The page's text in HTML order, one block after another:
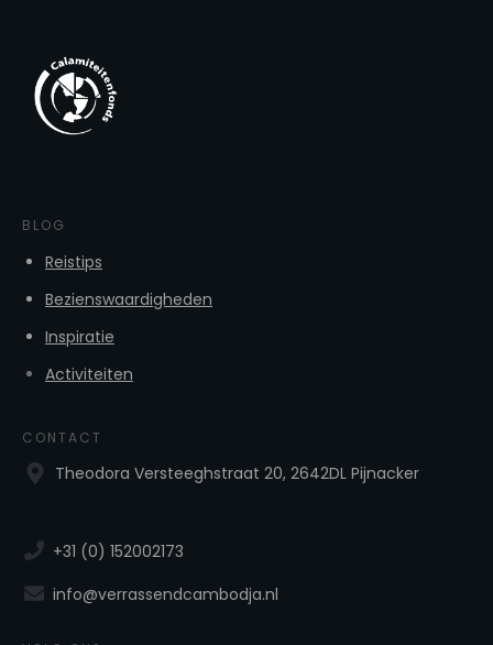
BLOG
Reistips
Bezienswaardigheden
Inspiratie
Activiteiten
CONTACT
Theodora Versteeghstraat 20, 2642DL Pijnacker
+31 (0) 152002173
info@verrassendcambodja.nl